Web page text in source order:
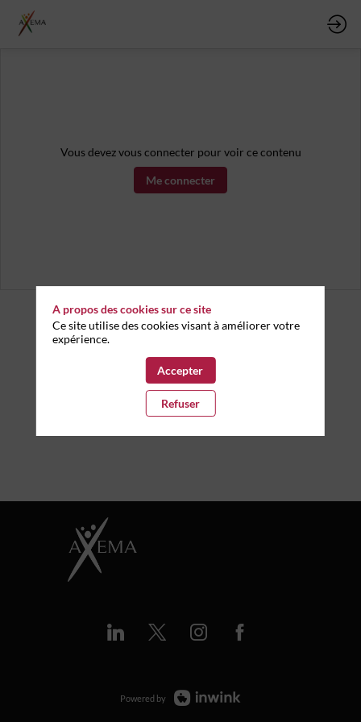
Vous devez vous connecter pour voir ce contenu
Me connecter
Powered by
A propos des cookies sur ce site
Ce site utilise des cookies visant à améliorer votre
expérience.
Accepter
Refuser